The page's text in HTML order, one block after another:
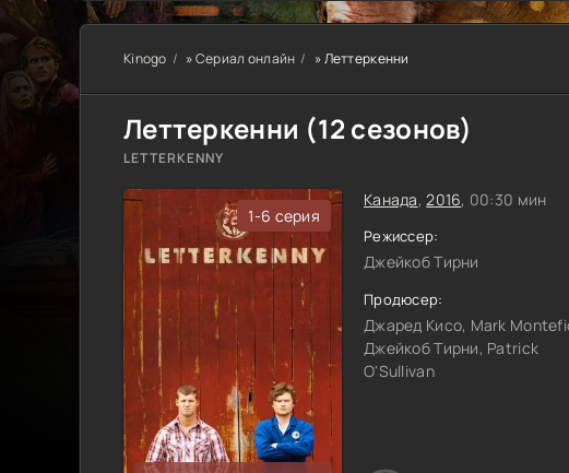
Kinogo »Сериал онлайн » Леттеркенни
Леттеркенни (12 сезонов)
LETTERKENNY
1-6 серия
Канада,2016, 00:30 мин
Режиссер:
Джейкоб Тирни
Продюсер:
Джаред Кисо, Mark
Джейкоб Тирни, Patrick
O'Sullivan